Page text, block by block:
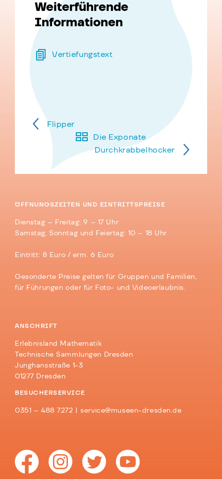
Weiterführende
Informationen
Vertiefungstext
Flipper
Die Exponate
Durchkrabbelhocker
ÖFFNUNGSZEITEN UND EINTRITTSPREISE
Dienstag – Freitag: 9 – 17 Uhr
Samstag, Sonntag und Feiertag: 10 – 18 Uhr
Eintritt: 8 Euro / erm. 6 Euro
Gesonderte Preise gelten für Gruppen und Familien,
für Führungen oder für Foto- und Videoerlaubnis.
ANSCHRIFT
Erlebnisland Mathematik
Technische Sammlungen Dresden
Junghansstraße 1-3
01277 Dresden
BESUCHERSERVICE
0351 – 488 7272 |service@museen-dresden.de